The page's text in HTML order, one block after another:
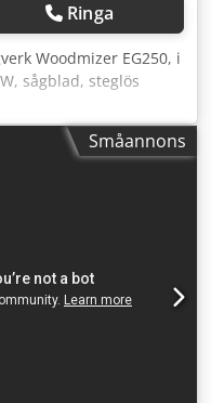
Ringa
Woodmizer EG250, i
sågblad, steglös
Småannons